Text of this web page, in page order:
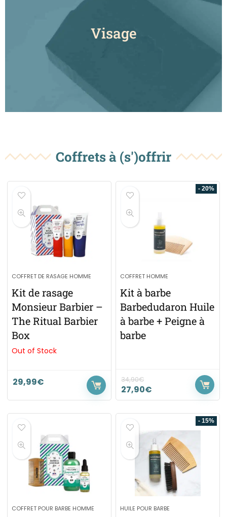
Visage
Coffrets à (s')offrir
COFFRET DE RASAGE HOMME
Kit de rasage
Monsieur Barbier –
The Ritual Barbier
Box
Out of Stock
29,99€
- 20%
COFFRET HOMME
Kit à barbe
Barbedudaron Huile
à barbe + Peigne à
barbe
34,90€
27,90€
COFFRET POUR BARBE HOMME
- 15%
HUILE POUR BARBE